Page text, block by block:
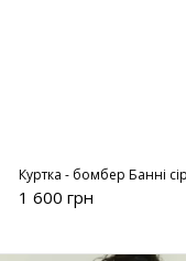
Куртка - бомбер Банні
1 600 грн